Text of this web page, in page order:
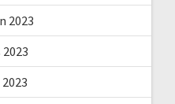
2023
2023